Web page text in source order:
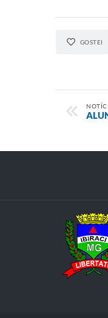
GOSTEI